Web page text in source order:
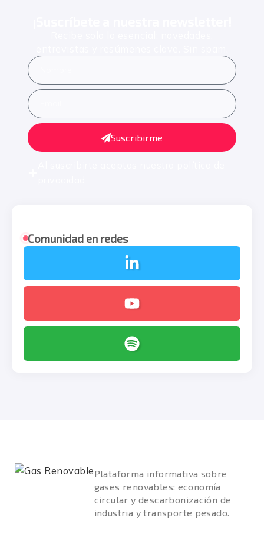
Suscribirme
Comunidad en redes
Plataforma informativa sobre
gases renovables: economía
circular y descarbonización de
industria y transporte pesado.